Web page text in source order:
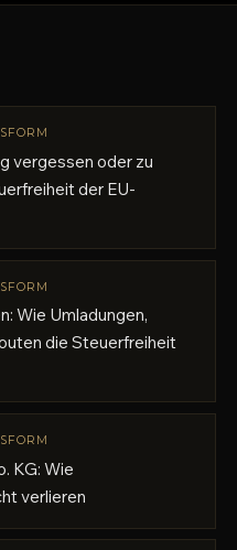
vergessen oder zu
der EU-
Wie Umladungen,
die Steuerfreiheit
KG: Wie
verlieren